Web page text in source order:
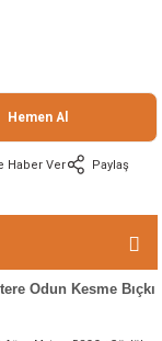
Hemen Al
Haber Ver Paylaş
Odun Kesme Bıçkı